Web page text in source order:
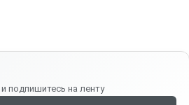
подпишитесь на ленту